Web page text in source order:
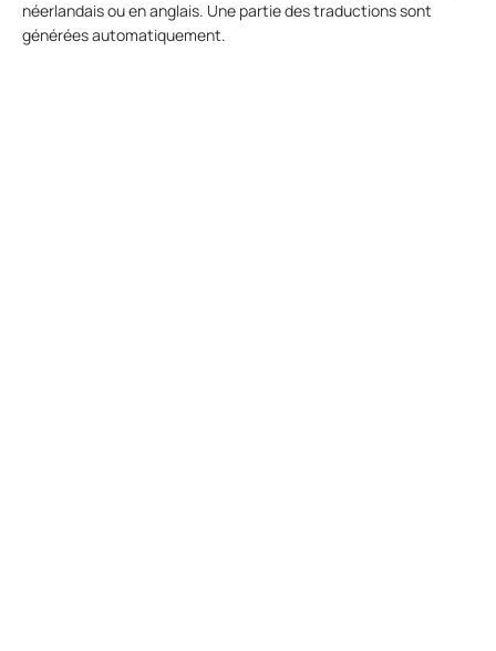
néerlandais ou en anglais. Une partie des traductions sont
générées automatiquement.